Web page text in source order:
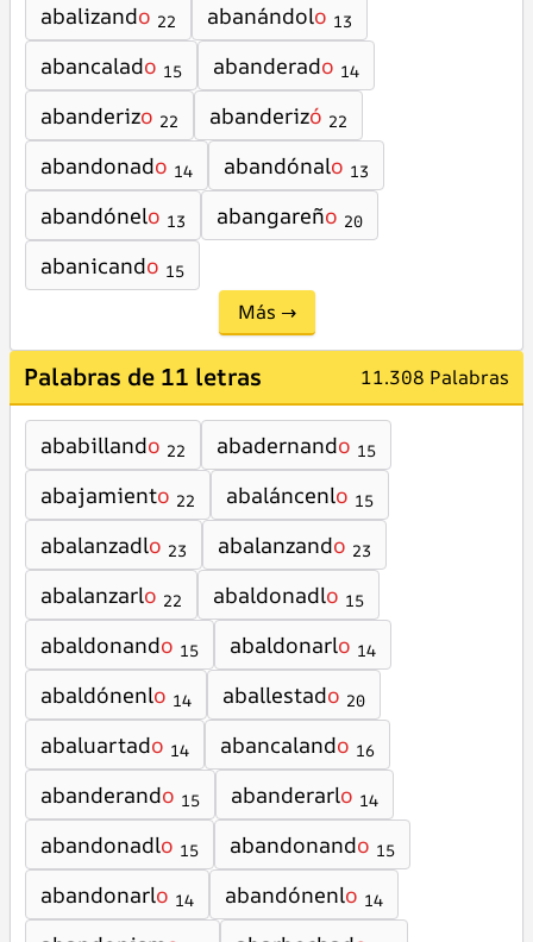
abalizando 22 abanándolo 13
abancalado 15 abanderado 14
abanderizo 22 abanderizó 22
abandonado 14 abandónalo 13
abandónelo 13 abangareño 20
abanicando 15
Más →
Palabras de 11 letras 11.308 Palabras
ababillando 22 abadernando 15
abajamiento 22 abaláncenlo 15
abalanzadlo 23 abalanzando 23
abalanzarlo 22 abaldonadlo 15
abaldonando 15 abaldonarlo 14
abaldónenlo 14 aballestado 20
abaluartado 14 abancalando 16
abanderando 15 abanderarlo 14
abandonadlo 15 abandonando 15
abandonarlo 14 abandónenlo 14